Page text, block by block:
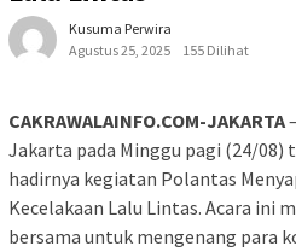
Kusuma Perwira
Agustus 25, 2025
155 Dilihat
CAKRAWALAINFO.COM-JAKARTA
Jakarta pada Minggu pagi (24/08)
hadirnya kegiatan Polantas
Kecelakaan Lalu Lintas. Acara ini
bersama untuk mengenang para